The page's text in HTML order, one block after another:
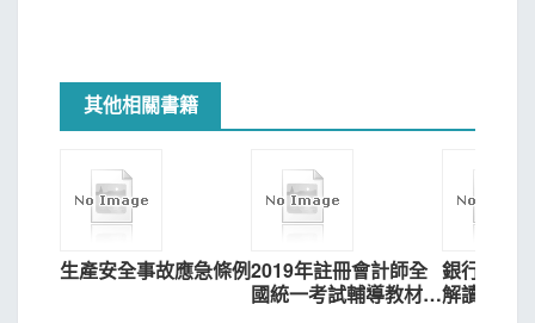
其他相關書籍
生產安全事故應急條例2019年註冊會計師全
國統一考試輔導教材：
銀行業務
解讀與適